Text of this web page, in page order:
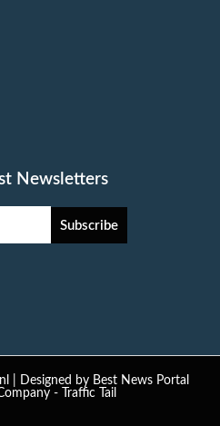
Newsletters
Subscribe
| Designed by Best News Portal
- Traffic Tail